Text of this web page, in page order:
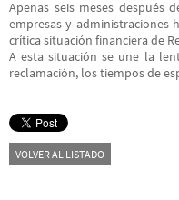
Apenas seis meses después
empresas y administraciones
crítica situación financiera de
A esta situación se une la
reclamación, los tiempos de
VOLVER AL LISTADO